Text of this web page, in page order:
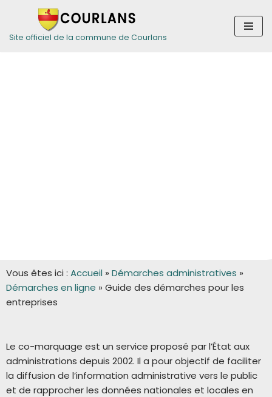
Aller
Site officiel de la commune de Courlans
Vous êtes ici : Accueil » Démarches administratives »
Démarches en ligne » Guide des démarches pour les
entreprises
Le co-marquage est un service proposé par l’État aux
administrations depuis 2002. Il a pour objectif de faciliter
la diffusion de l’information administrative vers le public
et de rapprocher les données nationales et locales en